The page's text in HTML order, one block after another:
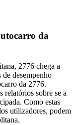
da
2776 chega a
desempenho
da 2776.
relatórios sobre se a
Como estas
utilizadores, podem